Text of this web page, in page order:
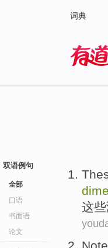
词典
双语例句
全部
口语
书面语
论文
这些
Note